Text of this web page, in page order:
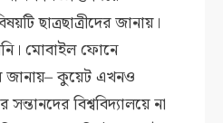
ছাত্রছাত্রীদের জানায়।
মোবাইল ফোনে
জানায়– কুয়েট এখনও
বিশ্ববিদ্যালয়ে না